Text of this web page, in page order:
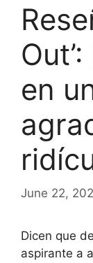
en
June 22,
Dicen que
aspirante a